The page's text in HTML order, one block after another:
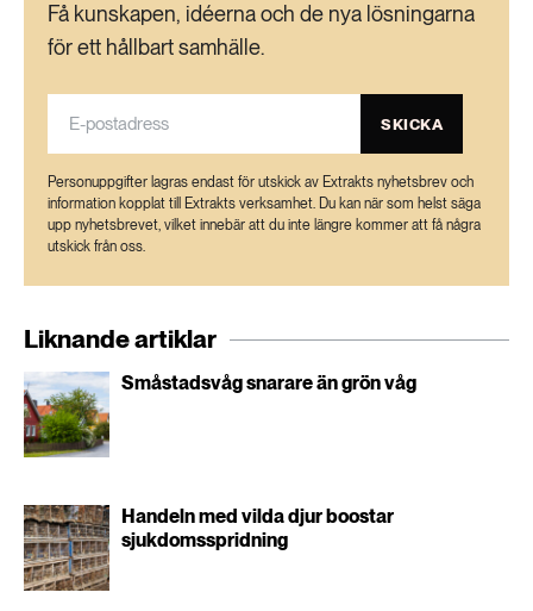
Få kunskapen, idéerna och de nya lösningarna
för ett hållbart samhälle.
SKICKA
Personuppgifter lagras endast för utskick av Extrakts nyhetsbrev och
information kopplat till Extrakts verksamhet. Du kan när som helst säga
upp nyhetsbrevet, vilket innebär att du inte längre kommer att få några
utskick från oss.
Liknande artiklar
Småstadsvåg snarare än grön våg
Handeln med vilda djur boostar
sjukdomsspridning